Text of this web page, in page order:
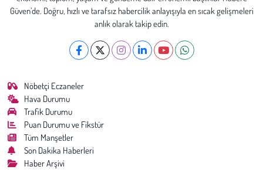
Güven’de. Doğru, hızlı ve tarafsız habercilik anlayışıyla en sıcak gelişmeleri
anlık olarak takip edin.
Nöbetçi Eczaneler
Hava Durumu
Trafik Durumu
Puan Durumu ve Fikstür
Tüm Manşetler
Son Dakika Haberleri
Haber Arşivi